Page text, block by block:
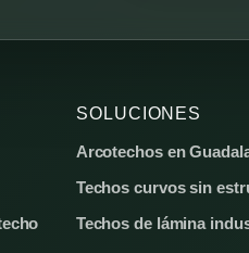
SOLUCIONES
Arcotechos en
Techos curvos sin
Techos de lámina